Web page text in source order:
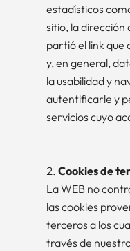
estadísticos
sitio, la dirección
partió el link que
y, en general,
la usabilidad y
autentificarle y
servicios cuyo
Cookies de
La WEB no
las cookies
terceros a los
través de